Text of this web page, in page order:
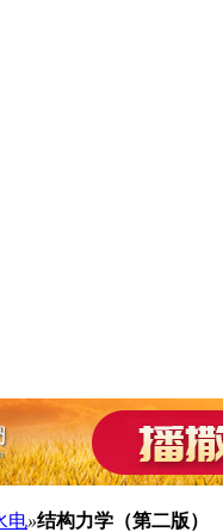
电»结构力学（第二版）